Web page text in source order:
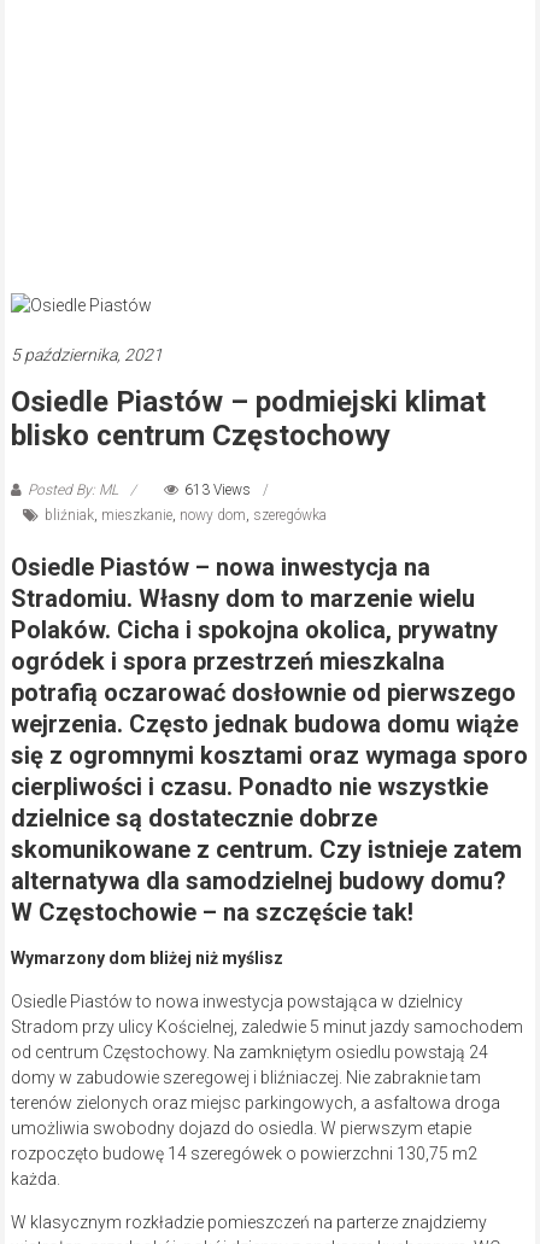
5 października, 2021
Osiedle Piastów – podmiejski klimat
blisko centrum Częstochowy
Posted By: ML
613 Views
bliźniak, mieszkanie, nowy dom, szeregówka
Osiedle Piastów – nowa inwestycja na
Stradomiu. Własny dom to marzenie wielu
Polaków. Cicha i spokojna okolica, prywatny
ogródek i spora przestrzeń mieszkalna
potrafią oczarować dosłownie od pierwszego
wejrzenia. Często jednak budowa domu wiąże
się z ogromnymi kosztami oraz wymaga sporo
cierpliwości i czasu. Ponadto nie wszystkie
dzielnice są dostatecznie dobrze
skomunikowane z centrum. Czy istnieje zatem
alternatywa dla samodzielnej budowy domu?
W Częstochowie – na szczęście tak!
Wymarzony dom bliżej niż myślisz
Osiedle Piastów to nowa inwestycja powstająca w dzielnicy
Stradom przy ulicy Kościelnej, zaledwie 5 minut jazdy samochodem
od centrum Częstochowy. Na zamkniętym osiedlu powstają 24
domy w zabudowie szeregowej i bliźniaczej. Nie zabraknie tam
terenów zielonych oraz miejsc parkingowych, a asfaltowa droga
umożliwia swobodny dojazd do osiedla. W pierwszym etapie
rozpoczęto budowę 14 szeregówek o powierzchni 130,75 m2
każda.
W klasycznym rozkładzie pomieszczeń na parterze znajdziemy